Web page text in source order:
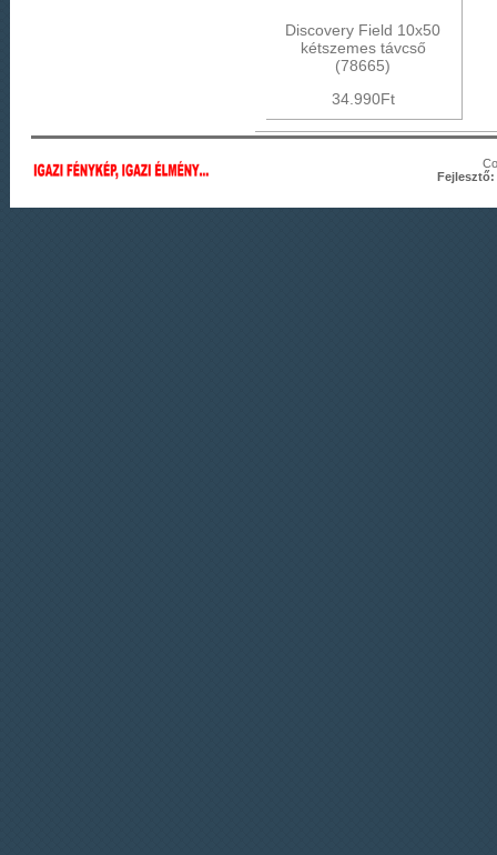
Discovery Field 10x50
kétszemes távcső
(78665)
34.990Ft